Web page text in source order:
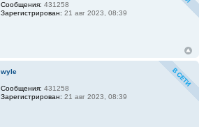
Сообщения: 431258
Зарегистрирован: 21 авг 2023, 08:39
wyle
Сообщения: 431258
Зарегистрирован: 21 авг 2023, 08:39